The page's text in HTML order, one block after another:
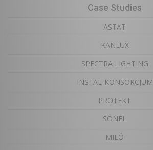
Case Studies
ASTAT
KANLUX
SPECTRA LIGHTING
INSTAL-KONSORCJUM
PROTEKT
SONEL
MILÓ